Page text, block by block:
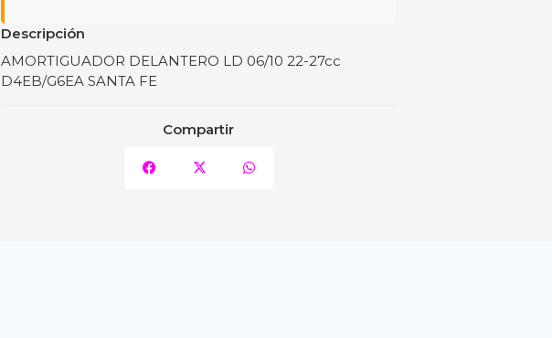
Descripción
AMORTIGUADOR DELANTERO LD 06/10 22-27cc
D4EB/G6EA SANTA FE
Compartir